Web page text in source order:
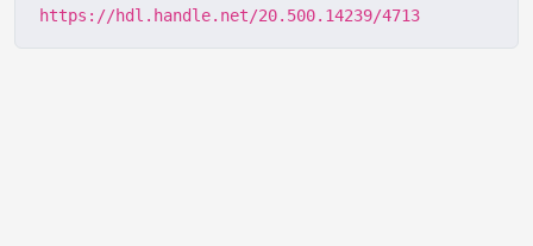
https://hdl.handle.net/20.500.14239/4713